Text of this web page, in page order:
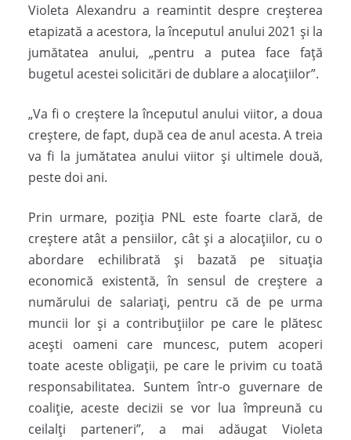
Violeta Alexandru a reamintit despre creșterea
etapizată a acestora, la începutul anului 2021 și la
jumătatea anului, „pentru a putea face față
bugetul acestei solicitări de dublare a alocațiilor”.
„Va fi o creștere la începutul anului viitor, a doua
creștere, de fapt, după cea de anul acesta. A treia
va fi la jumătatea anului viitor și ultimele două,
peste doi ani.
Prin urmare, poziția PNL este foarte clară, de
creștere atât a pensiilor, cât și a alocațiilor, cu o
abordare echilibrată și bazată pe situația
economică existentă, în sensul de creștere a
numărului de salariați, pentru că de pe urma
muncii lor și a contribuțiilor pe care le plătesc
acești oameni care muncesc, putem acoperi
toate aceste obligații, pe care le privim cu toată
responsabilitatea. Suntem într-o guvernare de
coaliție, aceste decizii se vor lua împreună cu
ceilalți parteneri”, a mai adăugat Violeta